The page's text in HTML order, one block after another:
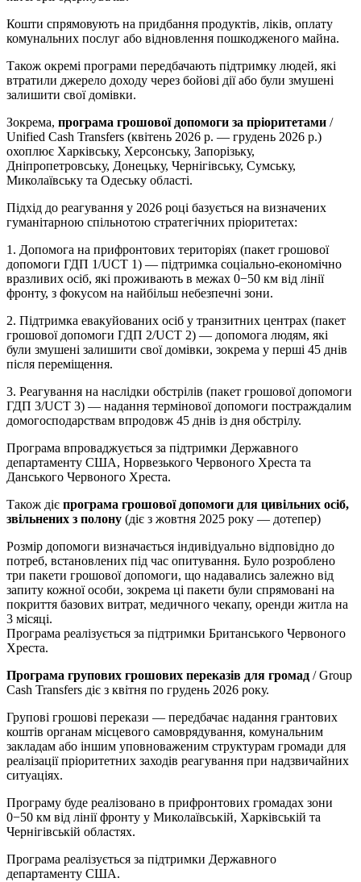
Кошти спрямовують на придбання продуктів, ліків, оплату
комунальних послуг або відновлення пошкодженого майна.
Також окремі програми передбачають підтримку людей, які
втратили джерело доходу через бойові дії або були змушені
залишити свої домівки.
Зокрема, програма грошової допомоги за пріоритетами /
Unified Cash Transfers (квітень 2026 р. — грудень 2026 р.)
охоплює Харківську, Херсонську, Запорізьку,
Дніпропетровську, Донецьку, Чернігівську, Сумську,
Миколаївську та Одеську області.
Підхід до реагування у 2026 році базується на визначених
гуманітарною спільнотою стратегічних пріоритетах:
1. Допомога на прифронтових територіях (пакет грошової
допомоги ГДП 1/UCT 1) — підтримка соціально-економічно
вразливих осіб, які проживають в межах 0−50 км від лінії
фронту, з фокусом на найбільш небезпечні зони.
2. Підтримка евакуйованих осіб у транзитних центрах (пакет
грошової допомоги ГДП 2/UCT 2) — допомога людям, які
були змушені залишити свої домівки, зокрема у перші 45 днів
після переміщення.
3. Реагування на наслідки обстрілів (пакет грошової допомоги
ГДП 3/UCT 3) — надання термінової допомоги постраждалим
домогосподарствам впродовж 45 днів із дня обстрілу.
Програма впроваджується за підтримки Державного
департаменту США, Норвезького Червоного Хреста та
Данського Червоного Хреста.
Також діє програма грошової допомоги для цивільних осіб,
звільнених з полону (діє з жовтня 2025 року — дотепер)
Розмір допомоги визначається індивідуально відповідно до
потреб, встановлених під час опитування. Було розроблено
три пакети грошової допомоги, що надавались залежно від
запиту кожної особи, зокрема ці пакети були спрямовані на
покриття базових витрат, медичного чекапу, оренди житла на
3 місяці.
Програма реалізується за підтримки Британського Червоного
Хреста.
Програма групових грошових переказів для громад / Group
Cash Transfers діє з квітня по грудень 2026 року.
Групові грошові перекази — передбачає надання грантових
коштів органам місцевого самоврядування, комунальним
закладам або іншим уповноваженим структурам громади для
реалізації пріоритетних заходів реагування при надзвичайних
ситуаціях.
Програму буде реалізовано в прифронтових громадах зони
0−50 км від лінії фронту у Миколаївській, Харківській та
Чернігівській областях.
Програма реалізується за підтримки Державного
департаменту США.